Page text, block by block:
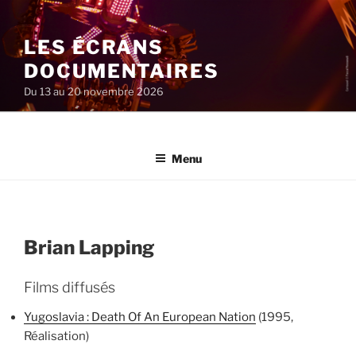
au
contenu
principal
LES ÉCRANS
DOCUMENTAIRES
Du 13 au 20 novembre 2026
Menu
Brian Lapping
Films diffusés
Yugoslavia : Death Of An European Nation (1995,
Réalisation)